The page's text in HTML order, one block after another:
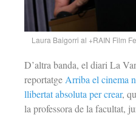
Laura Baigorri al +RAIN Film
D’altra banda, el diari La
reportatgeArriba el cinema
llibertat absoluta per crear,
la professora de la facultat,